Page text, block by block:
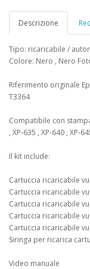
Descrizione
Tipo: ricaricabile /
Colore: Nero , Nero
Riferimento originale
T3364
Compatibile con
, XP-635 , XP-640 , XP-
Il kit include:
Cartuccia ricaricabile
Cartuccia ricaricabile
Cartuccia ricaricabile
Cartuccia ricaricabile
Cartuccia ricaricabile
Siringa per ricarica
Video manuale